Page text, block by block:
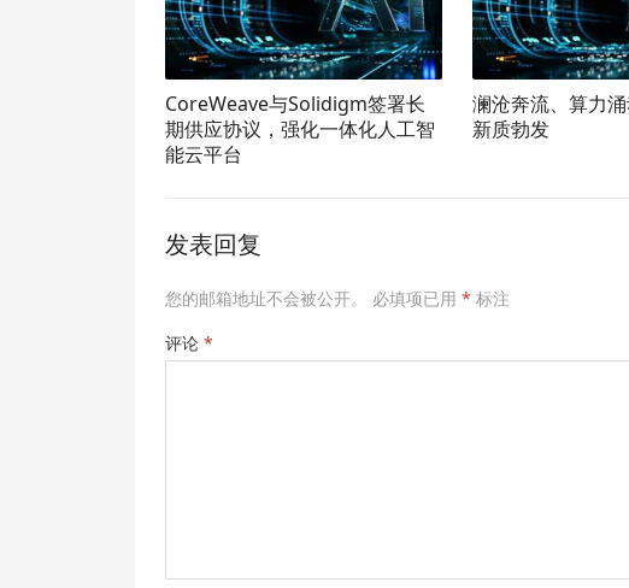
CoreWeave与Solidigm签署长
期供应协议，强化一体化人工智
能云平台
澜沧奔流、算力
新质勃发
发表回复
您的邮箱地址不会被公开。 必填项已用 * 标注
评论 *